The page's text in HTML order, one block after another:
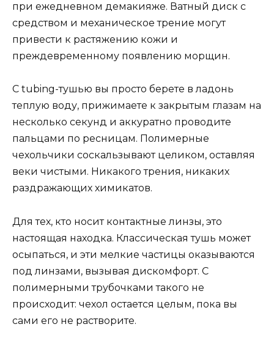
при ежедневном демакияже. Ватный диск с
средством и механическое трение могут
привести к растяжению кожи и
преждевременному появлению морщин.
С tubing-тушью вы просто берете в ладонь
теплую воду, прижимаете к закрытым глазам на
несколько секунд и аккуратно проводите
пальцами по ресницам. Полимерные
чехольчики соскальзывают целиком, оставляя
веки чистыми. Никакого трения, никаких
раздражающих химикатов.
Для тех, кто носит контактные линзы, это
настоящая находка. Классическая тушь может
осыпаться, и эти мелкие частицы оказываются
под линзами, вызывая дискомфорт. С
полимерными трубочками такого не
происходит: чехол остается целым, пока вы
сами его не растворите.